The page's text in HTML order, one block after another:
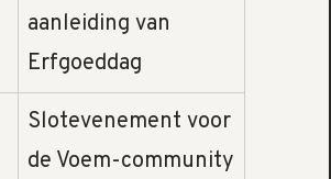
aanleiding van
Erfgoeddag
Slotevenement voor
de Voem-community